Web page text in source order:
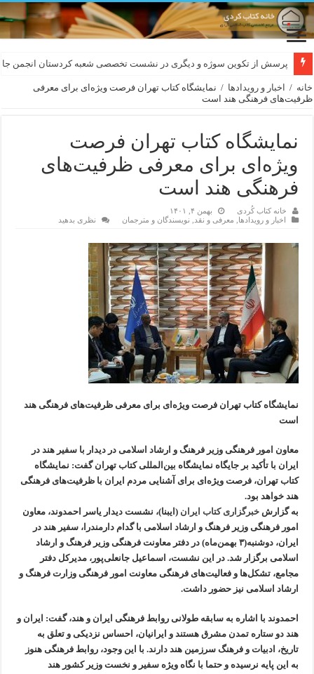
پرسش از تکوین سوژه و دیگری در نشست تخصصی شعبه کردستان انجمن
لەسەر کێشی ڕوباعی و به نەغمەی قەڵەمی «ئالی»
خانه / اخبار و رویدادها / نمایشگاه کتاب تهران فرصت ویژه‌ای برای معرفی
ظرفیت‌‌های فرهنگی هند است
نمایشگاه کتاب تهران فرصت
ویژه‌ای برای معرفی ظرفیت‌‌های
فرهنگی هند است
خانه کتاب کُردی
بهمن ۴, ۱۴۰۱
اخبار و رویدادها
معرفی و نقد نویسندگان و مترجمان نظری بدهید
نمایشگاه کتاب تهران فرصت ویژه‌ای برای معرفی ظرفیت‌‌های فرهنگی هند
است
معاون امور فرهنگی وزیر فرهنگ و ارشاد اسلامی در دیدار با سفیر هند در
ایران با تأکید بر جایگاه نمایشگاه بین‌المللی کتاب تهران گفت: نمایشگاه
کتاب تهران، فرصت ویژه‌ای برای آشنایی مردم ایران با ظرفیت‌های فرهنگی
هند خواهد بود.
به گزارشخبرگزاری کتاب ایران (ایبنا)، نشست دیدار یاسر‌ احمد‌وند، معاون
امور فرهنگی وزیر فرهنگ و ارشاد اسلامی با گدام دارمندرا، سفیر هند در
ایران، دوشنبه(۳ بهمن‌ماه) در دفتر معاونت فرهنگی وزیر فرهنگ و ارشاد
اسلامی برگزار شد. در این نشست، اسماعیل جانعلی‌پور، مدیرکل دفتر
مجامع، تشکل‌ها و فعالیت‌‌های فرهنگی معاونت امور فرهنگی وزارت فرهنگ و
ارشاد اسلامی نیز حضور داشت.
احمدوند با اشاره به سابقه طولانی روابط فرهنگی ایران و هند، گفت:‌ ایران و
هند دو ستاره تمدن مشرق هستند و ایرانیان، احساس نزدیکی و تعلق به
تاریخ، ادبیات و فرهنگ سرزمین هند دارند. با این وجود، روابط فرهنگی هنوز
به این پایه نرسیده و حتما با نگاه ویژه سفیر و نخست وزیر کشور هند